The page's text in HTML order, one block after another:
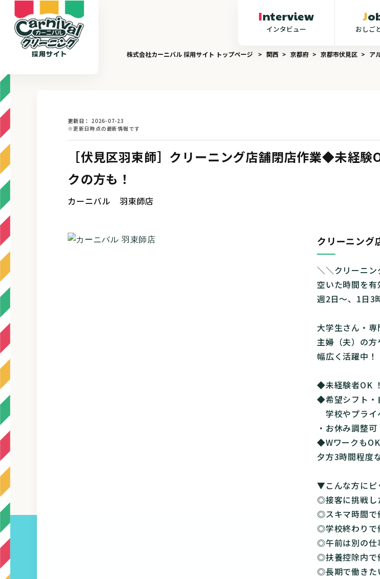
Interview
インタビュー おしご
株式会社カーニバル 採用サイト トップページ 関西 京都府 京都市伏見区 ア
更新日
2026-07-23
※更新日時点の最新情報です
［伏見区羽束師］クリーニング店舗閉店作業◆未経
クの方も！
カーニバル 羽束師店
クリーニン
＼＼クリーニ
空いた時間を
週2日～、1日3
大学生さん・専
主婦（夫）の
幅広く活躍中！
◆未経験者OK
◆希望シフト・
学校やプラ
・お休み調整可
◆WワークもOK
夕方3時間程度
▼こんな方に
◎接客に挑戦し
◎スキマ時間で
◎学校終わりで
◎午前は別の仕
◎扶養控除内で
◎長期で働きた